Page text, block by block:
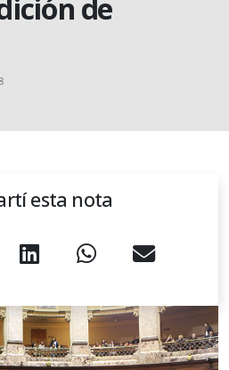
de
esta nota